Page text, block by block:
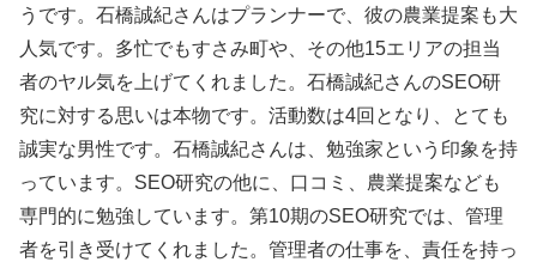
うです。石橋誠紀さんはプランナーで、彼の農業提案も大
人気です。多忙でもすさみ町や、その他15エリアの担当
者のヤル気を上げてくれました。石橋誠紀さんのSEO研
究に対する思いは本物です。活動数は4回となり、とても
誠実な男性です。石橋誠紀さんは、勉強家という印象を持
っています。SEO研究の他に、口コミ、農業提案なども
専門的に勉強しています。第10期のSEO研究では、管理
者を引き受けてくれました。管理者の仕事を、責任を持っ